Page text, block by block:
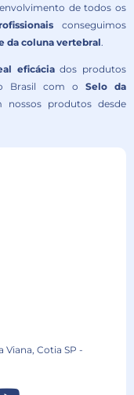
de todos os
conseguimos
da coluna vertebral.
eficáciados produtos
Brasil com o Selo da
nossos produtos desde
Viana, Cotia SP -